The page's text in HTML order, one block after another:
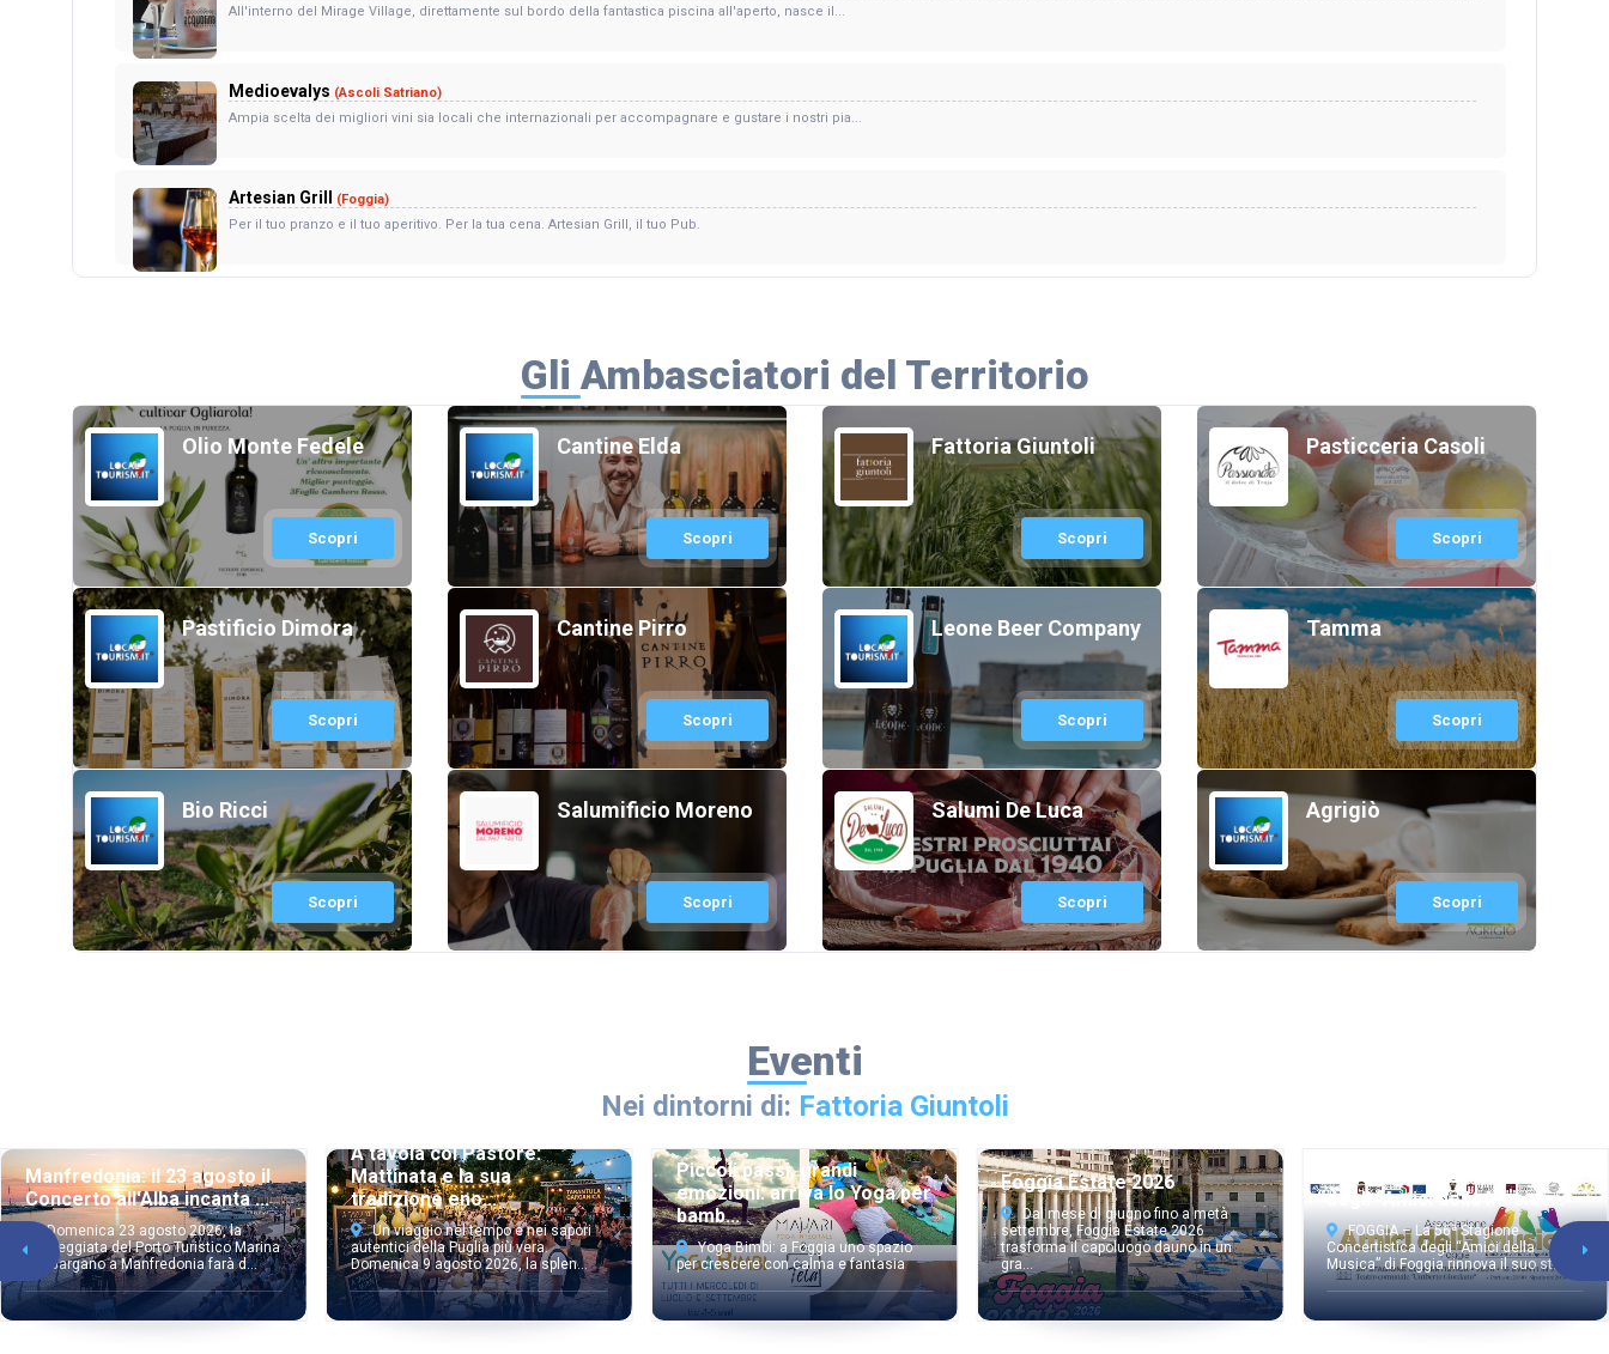
All'interno del Mirage Village, direttamente sul bordo della fantastica piscina all'aperto, nasce il...
Medioevalys (Ascoli Satriano)
Ampia scelta dei migliori vini sia locali che internazionali per accompagnare e gustare i nostri pia...
Artesian Grill
(Foggia)
Per il tuo pranzo e il tuo aperitivo. Per la tua cena. Artesian Grill, il tuo Pub.
Gli Ambasciatori del Territorio
Olio Monte Fedele
Scopri
Cantine Elda
Scopri
Fattoria Giuntoli
Scopri
Pasticceria Casoli
Scopri
Pastificio Dimora
Scopri
Cantine Pirro
Scopri
Leone Beer Company
Scopri
Tamma
Scopri
Bio Ricci
Scopri
Salumificio Moreno
Scopri
Salumi De Luca
Scopri
Agrigiò
Scopri
Eventi
Nei dintorni di: Fattoria Giuntoli
Manfredonia: il 23 agosto il
Concerto all'Alba incanta ...
Domenica 23 agosto 2026, la
passeggiata del Porto Turistico Marina
del Gargano a Manfredonia farà d...
A tavola col Pastore:
Mattinata e la sua
tradizione eno...
Un viaggio nel tempo e nei sapori
autentici della Puglia più vera.
Domenica 9 agosto 2026, la splen...
Piccoli passi, grandi
emozioni: arriva lo Yoga per
bamb...
Yoga Bimbi: a Foggia uno spazio
per crescere con calma e fantasia
Foggia Estate 2026
Dal mese di giugno fino a metà
settembre, Foggia Estate 2026
trasforma il capoluogo dauno in un
gra...
56ª Stagione Concertistica
degli “Amici della Musica...
FOGGIA – La 56ª Stagione
Concertistica degli “Amici della
Musica” di Foggia rinnova il suo st...